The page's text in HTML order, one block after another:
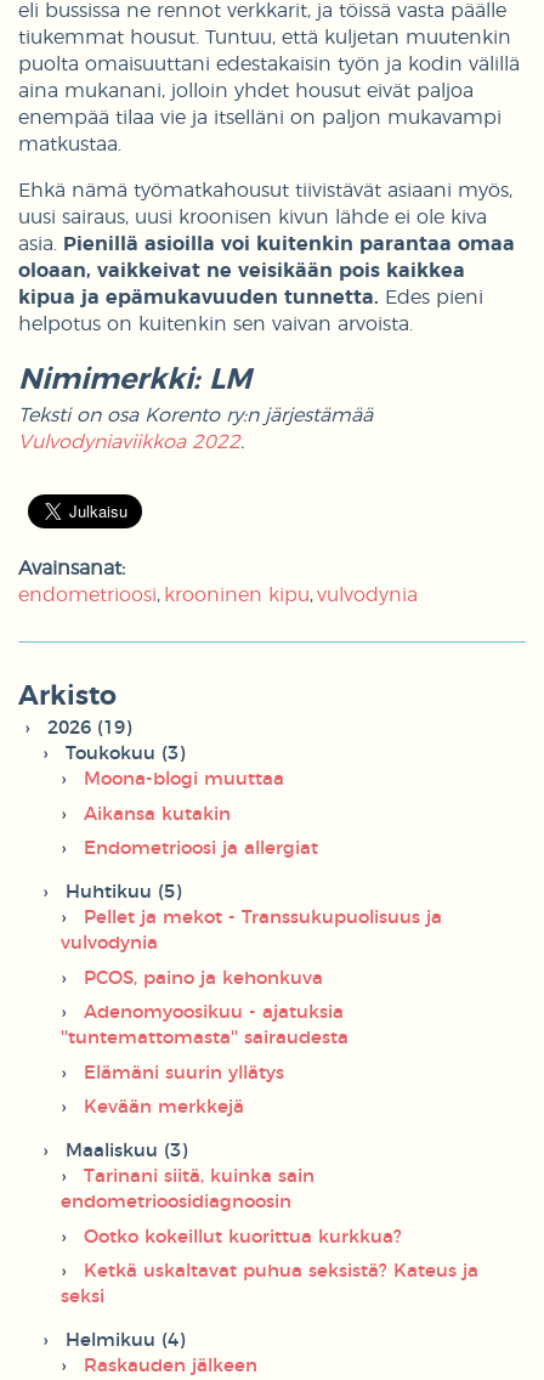
eli bussissa ne rennot verkkarit, ja töissä vasta päälle
tiukemmat housut. Tuntuu, että kuljetan muutenkin
puolta omaisuuttani edestakaisin työn ja kodin välillä
aina mukanani, jolloin yhdet housut eivät paljoa
enempää tilaa vie ja itselläni on paljon mukavampi
matkustaa.
Ehkä nämä työmatkahousut tiivistävät asiaani myös,
uusi sairaus, uusi kroonisen kivun lähde ei ole kiva
asia.
Pienillä asioilla voi kuitenkin parantaa omaa
oloaan, vaikkeivat ne veisikään pois kaikkea
kipua ja epämukavuuden tunnetta. Edes pieni
helpotus on kuitenkin sen vaivan arvoista.
Nimimerkki: LM
Teksti on osa Korento ry:n järjestämää
Vulvodyniaviikkoa 2022.
Avainsanat:
endometrioosi
krooninen kipu vulvodynia
Arkisto
2026 (19)
Toukokuu (3)
Moona-blogi muuttaa
Aikansa kutakin
Endometrioosi ja allergiat
Huhtikuu (5)
Pellet ja mekot - Transsukupuolisuus ja
vulvodynia
PCOS, paino ja kehonkuva
Adenomyoosikuu - ajatuksia
''tuntemattomasta'' sairaudesta
Elämäni suurin yllätys
Kevään merkkejä
Maaliskuu (3)
Tarinani siitä, kuinka sain
endometrioosidiagnoosin
Ootko kokeillut kuorittua kurkkua?
Ketkä uskaltavat puhua seksistä? Kateus ja
seksi
Helmikuu (4)
Raskauden jälkeen